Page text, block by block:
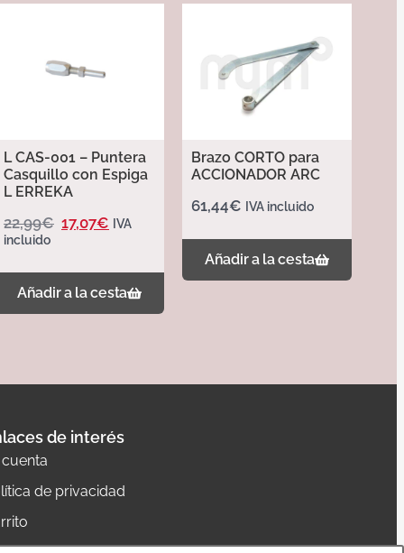
L CAS-001 – Puntera
Casquillo con Espiga
L ERREKA
22,99€ 17,07€ IVA
incluido
Añadir a la cesta
Brazo CORTO para
ACCIONADOR ARC
61,44€ IVA incluido
Añadir a la cesta
de interés
cuenta
de privacidad